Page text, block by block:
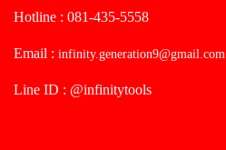
Hotline : 081-435-5558
Email : infinity.generation9@gmail.com
Line ID : @infinitytools